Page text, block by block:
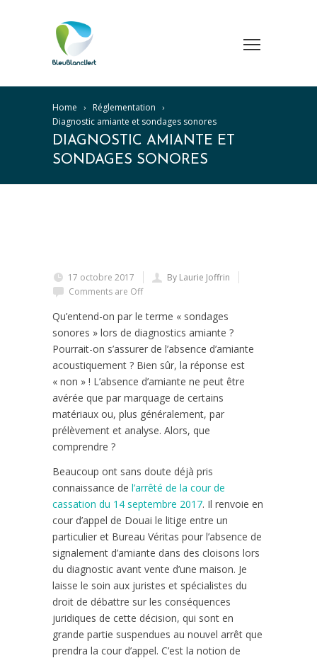
Home
Réglementation
Diagnostic amiante et sondages sonores
DIAGNOSTIC AMIANTE ET
SONDAGES SONORES
17 octobre 2017
By Laurie Joffrin
Comments are Off
Qu’entend-on par le terme « sondages
sonores » lors de diagnostics amiante ?
Pourrait-on s’assurer de l’absence d’amiante
acoustiquement ? Bien sûr, la réponse est
« non » ! L’absence d’amiante ne peut être
avérée que par marquage de certains
matériaux ou, plus généralement, par
prélèvement et analyse. Alors, que
comprendre ?
Beaucoup ont sans doute déjà pris
connaissance de l’arrêté de la cour de
cassation du 14 septembre 2017. Il renvoie en
cour d’appel de Douai le litige entre un
particulier et Bureau Véritas pour l’absence de
signalement d’amiante dans des cloisons lors
du diagnostic avant vente d’une maison. Je
laisse le soin aux juristes et spécialistes du
droit de débattre sur les conséquences
juridiques de cette décision, qui sont en
grande partie suspendues au nouvel arrêt que
prendra la cour d’appel. C’est la notion de